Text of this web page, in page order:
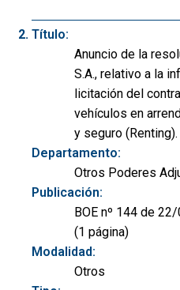
Título:
Anuncio de la
S.A., relativo a la
licitación del
vehículos en
y seguro (Renting).
Departamento:
Otros Poderes
Publicación:
BOE nº 144 de
(1 página)
Modalidad:
Otros